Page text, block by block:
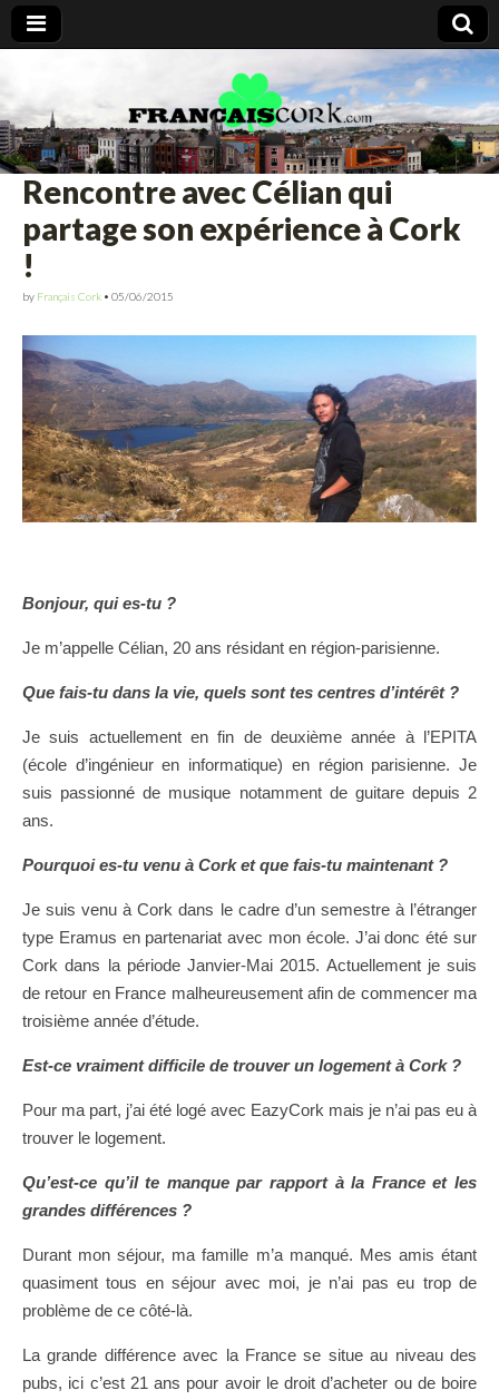
Francais Cork
Rencontre avec Célian qui
partage son expérience à Cork
!
by Français Cork • 05/06/2015
Bonjour, qui es-tu ?
Je m’appelle Célian, 20 ans résidant en région-parisienne.
Que fais-tu dans la vie, quels sont tes centres d’intérêt ?
Je suis actuellement en fin de deuxième année à l’EPITA
(école d’ingénieur en informatique) en région parisienne. Je
suis passionné de musique notamment de guitare depuis 2
ans.
Pourquoi es-tu venu à Cork et que fais-tu maintenant ?
Je suis venu à Cork dans le cadre d’un semestre à l’étranger
type Eramus en partenariat avec mon école. J’ai donc été sur
Cork dans la période Janvier-Mai 2015. Actuellement je suis
de retour en France malheureusement afin de commencer ma
troisième année d’étude.
Est-ce vraiment difficile de trouver un logement à Cork ?
Pour ma part, j’ai été logé avec EazyCork mais je n’ai pas eu à
trouver le logement.
Qu’est-ce qu’il te manque par rapport à la France et les
grandes différences ?
Durant mon séjour, ma famille m’a manqué. Mes amis étant
quasiment tous en séjour avec moi, je n’ai pas eu trop de
problème de ce côté-là.
La grande différence avec la France se situe au niveau des
pubs, ici c’est 21 ans pour avoir le droit d’acheter ou de boire